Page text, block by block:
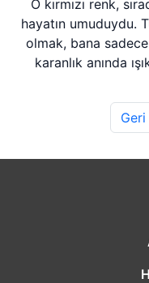
O kırmızı renk,
hayatın umuduydu.
olmak, bana
karanlık anında
Geri